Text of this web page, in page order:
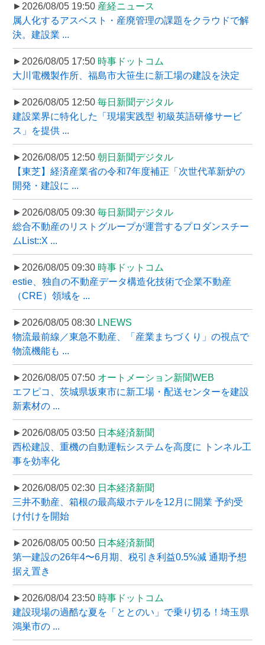
►2026/08/05 19:50 産経ニュース
属人化するアスベスト・産廃管理の課題をクラウドで解
決。建設業 ...
►2026/08/05 17:50 時事ドットコム
大川電機製作所、福島市大笹生に新工場の建設を決定
►2026/08/05 12:50 毎日新聞デジタル
建設業界に特化した「現場実践型 初級英語研修サービ
ス」を提供 ...
►2026/08/05 12:50 朝日新聞デジタル
【東芝】経済産業省の令和7年度補正「次世代革新炉の
開発・建設に ...
►2026/08/05 09:30 毎日新聞デジタル
総合不動産のリストグループが運営するプロダンスチー
ムList::X ...
►2026/08/05 09:30 時事ドットコム
estie、独自の不動産データ構造化技術で企業不動産
（CRE）領域を ...
►2026/08/05 08:30 LNEWS
物流最前線／東急不動産、「産業まちづくり」の視点で
物流機能も ...
►2026/08/05 07:50 オートメーション新聞WEB
エフピコ、茨城県坂東市に新工場・配送センターを建設
新素材の ...
►2026/08/05 03:50 日本経済新聞
西松建設、重機の自動運転システムを高度に トンネル工
事を効率化
►2026/08/05 02:30 日本経済新聞
三井不動産、箱根の最高級ホテルを12月に開業 予約受
け付けを開始
►2026/08/05 00:50 日本経済新聞
第一建設の26年4〜6月期、税引き利益0.5%減 通期予想
据え置き
►2026/08/04 23:50 時事ドットコム
建設現場の過酷な夏を「ととのい」で乗り切る！埼玉県
鴻巣市の ...